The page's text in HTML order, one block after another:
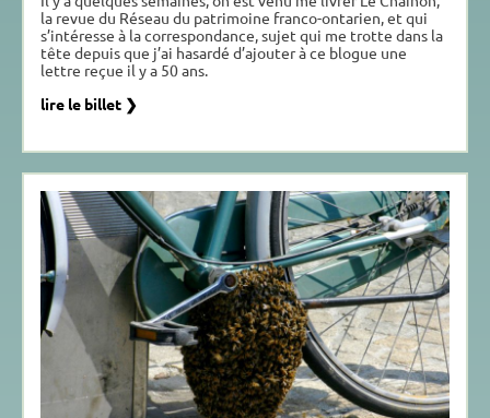
la revue du Réseau du patrimoine franco-ontarien, et qui
s’intéresse à la correspondance, sujet qui me trotte dans la
tête depuis que j’ai hasardé d’ajouter à ce blogue une
lettre reçue il y a 50 ans.
lire le billet ❯